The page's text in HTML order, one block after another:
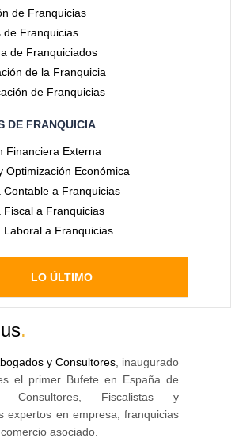
de Franquicias
de Franquicias
de Franquiciados
de la Franquicia
de Franquicias
DE FRANQUICIA
Financiera Externa
Optimización Económica
Contable a Franquicias
Fiscal a Franquicias
Laboral a Franquicias
LO ÚLTIMO
.
y Consultores , inaugurado
el primer Bufete en España de
Consultores, Fiscalistas y
expertos en empresa, franquicias
asociado.